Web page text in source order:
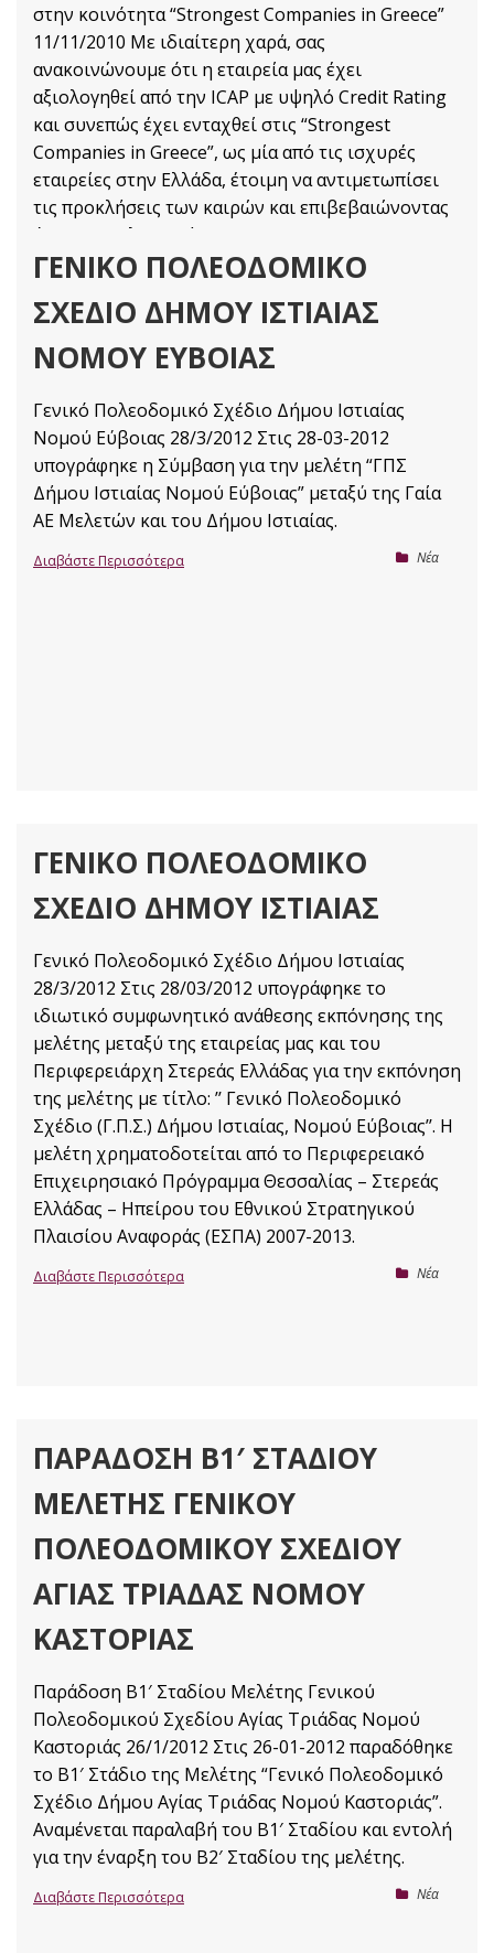
στην κοινότητα “Strongest Companies in Greece”
11/11/2010 Με ιδιαίτερη χαρά, σας
ανακοινώνουμε ότι η εταιρεία μας έχει
αξιολογηθεί από την ICAP με υψηλό Credit Rating
και συνεπώς έχει ενταχθεί στις “Strongest
Companies in Greece”, ως μία από τις ισχυρές
εταιρείες στην Ελλάδα, έτοιμη να αντιμετωπίσει
τις προκλήσεις των καιρών και επιβεβαιώνοντας
ότι η πιστοληπτική
Διαβάστε Περισσότερα
ΓΕΝΙΚΌ ΠΟΛΕΟΔΟΜΙΚΌ
ΣΧΈΔΙΟ ΔΉΜΟΥ ΙΣΤΙΑΊΑΣ
ΝΟΜΟΎ ΕΎΒΟΙΑΣ
Γενικό Πολεοδομικό Σχέδιο Δήμου Ιστιαίας
Νομού Εύβοιας 28/3/2012 Στις 28-03-2012
υπογράφηκε η Σύμβαση για την μελέτη “ΓΠΣ
Δήμου Ιστιαίας Νομού Εύβοιας” μεταξύ της Γαία
ΑΕ Μελετών και του Δήμου Ιστιαίας.
Nέα
Διαβάστε Περισσότερα
ΓΕΝΙΚΌ ΠΟΛΕΟΔΟΜΙΚΌ
ΣΧΈΔΙΟ ΔΉΜΟΥ ΙΣΤΙΑΊΑΣ
Γενικό Πολεοδομικό Σχέδιο Δήμου Ιστιαίας
28/3/2012 Στις 28/03/2012 υπογράφηκε το
ιδιωτικό συμφωνητικό ανάθεσης εκπόνησης της
μελέτης μεταξύ της εταιρείας μας και του
Περιφερειάρχη Στερεάς Ελλάδας για την εκπόνηση
της μελέτης με τίτλο: ’’ Γενικό Πολεοδομικό
Σχέδιο (Γ.Π.Σ.) Δήμου Ιστιαίας, Νομού Εύβοιας’’. Η
μελέτη χρηματοδοτείται από το Περιφερειακό
Επιχειρησιακό Πρόγραμμα Θεσσαλίας – Στερεάς
Ελλάδας – Ηπείρου του Εθνικού Στρατηγικού
Πλαισίου Αναφοράς (ΕΣΠΑ) 2007-2013.
Nέα
Διαβάστε Περισσότερα
ΠΑΡΆΔΟΣΗ Β1′ ΣΤΑΔΊΟΥ
ΜΕΛΈΤΗΣ ΓΕΝΙΚΟΎ
ΠΟΛΕΟΔΟΜΙΚΟΎ ΣΧΕΔΊΟΥ
ΑΓΊΑΣ ΤΡΙΆΔΑΣ ΝΟΜΟΎ
ΚΑΣΤΟΡΙΆΣ
Παράδοση Β1′ Σταδίου Μελέτης Γενικού
Πολεοδομικού Σχεδίου Αγίας Τριάδας Νομού
Καστοριάς 26/1/2012 Στις 26-01-2012 παραδόθηκε
το Β1′ Στάδιο της Μελέτης “Γενικό Πολεοδομικό
Σχέδιο Δήμου Αγίας Τριάδας Νομού Καστοριάς”.
Αναμένεται παραλαβή του Β1′ Σταδίου και εντολή
για την έναρξη του Β2′ Σταδίου της μελέτης.
Nέα
Διαβάστε Περισσότερα